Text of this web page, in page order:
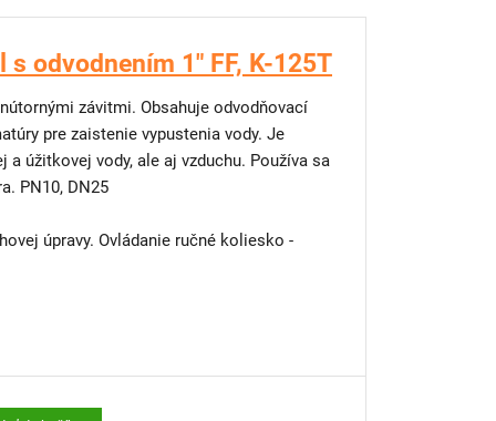
odvodnením 1" FF, K-125T
závitmi. Obsahuje odvodňovací
pre zaistenie vypustenia vody. Je
úžitkovej vody, ale aj vzduchu. Používa sa
PN10, DN25
úpravy. Ovládanie ručné koliesko -